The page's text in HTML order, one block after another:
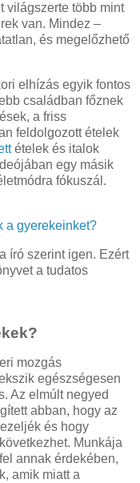
világszerte több mint
van. Mindez –
és megelőzhető
elhízás egyik fontos
családban főznek
a friss
feldolgozott ételek
ételek és italok
egy másik
fókuszál.
a gyerekeinket?
író szerint igen. Ezért
a tudatos
mozgás
egészségesen
Az elmúlt negyed
abban, hogy az
és hogy
Munkája
annak érdekében,
amik miatt a